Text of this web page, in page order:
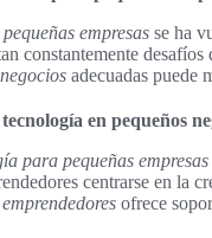
empresas se ha
constantemente
adecuadas puede
en pequeños
para pequeñas empresas
centrarse en la
ofrece